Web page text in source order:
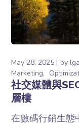
May 28, 2025 by
Marketing
社交媒體與
層樓
在數碼行銷生態